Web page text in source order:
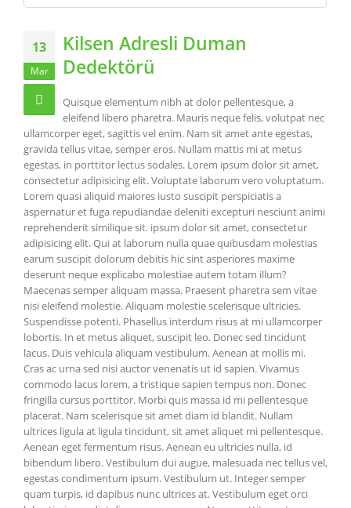
13
Mar
Kilsen Adresli Duman
Dedektörü
Quisque elementum nibh at dolor pellentesque, a
eleifend libero pharetra. Mauris neque felis, volutpat nec
ullamcorper eget, sagittis vel enim. Nam sit amet ante egestas,
gravida tellus vitae, semper eros. Nullam mattis mi at metus
egestas, in porttitor lectus sodales. Lorem ipsum dolor sit amet,
consectetur adipisicing elit. Voluptate laborum vero voluptatum.
Lorem quasi aliquid maiores iusto suscipit perspiciatis a
aspernatur et fuga repudiandae deleniti excepturi nesciunt animi
reprehenderit similique sit. ipsum dolor sit amet, consectetur
adipisicing elit. Qui at laborum nulla quae quibusdam molestias
earum suscipit dolorum debitis hic sint asperiores maxime
deserunt neque explicabo molestiae autem totam illum?
Maecenas semper aliquam massa. Praesent pharetra sem vitae
nisi eleifend molestie. Aliquam molestie scelerisque ultricies.
Suspendisse potenti. Phasellus interdum risus at mi ullamcorper
lobortis. In et metus aliquet, suscipit leo. Donec sed tincidunt
lacus. Duis vehicula aliquam vestibulum. Aenean at mollis mi.
Cras ac urna sed nisi auctor venenatis ut id sapien. Vivamus
commodo lacus lorem, a tristique sapien tempus non. Donec
fringilla cursus porttitor. Morbi quis massa id mi pellentesque
placerat. Nam scelerisque sit amet diam id blandit. Nullam
ultrices ligula at ligula tincidunt, sit amet aliquet mi pellentesque.
Aenean eget fermentum risus. Aenean eu ultricies nulla, id
bibendum libero. Vestibulum dui augue, malesuada nec tellus vel,
egestas condimentum ipsum. Vestibulum ut. Integer semper
quam turpis, id dapibus nunc ultrices at. Vestibulum eget orci